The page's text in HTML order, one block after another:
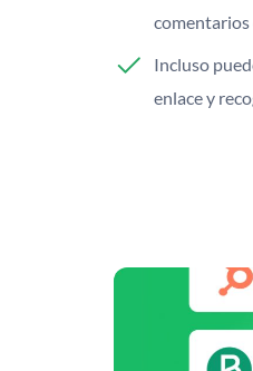
comentarios
Incluso
enlace y